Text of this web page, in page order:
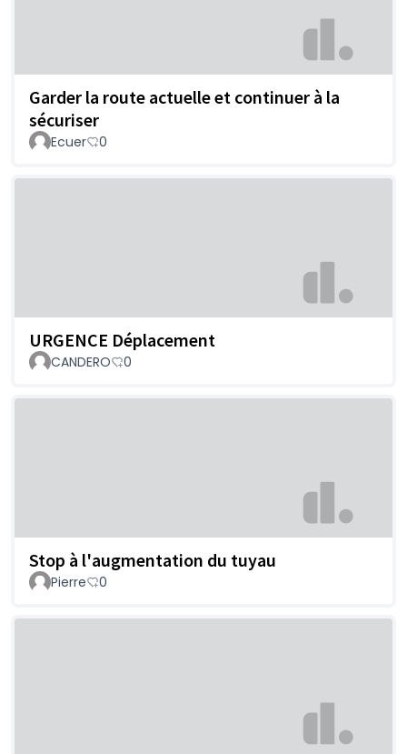
Garder la route actuelle et continuer à la
sécuriser
Ecuer 0
URGENCE Déplacement
CANDERO 0
Stop à l'augmentation du tuyau
Pierre 0